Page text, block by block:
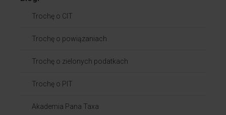
Trochę o CIT
Trochę o powiązaniach​
Trochę o zielonych podatkach
Trochę o PIT
Akademia Pana Taxa